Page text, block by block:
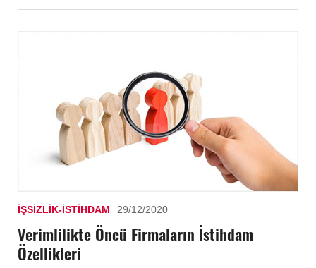
İŞSIZLIK-İSTIHDAM 29/12/2020
Verimlilikte Öncü Firmaların İstihdam
Özellikleri